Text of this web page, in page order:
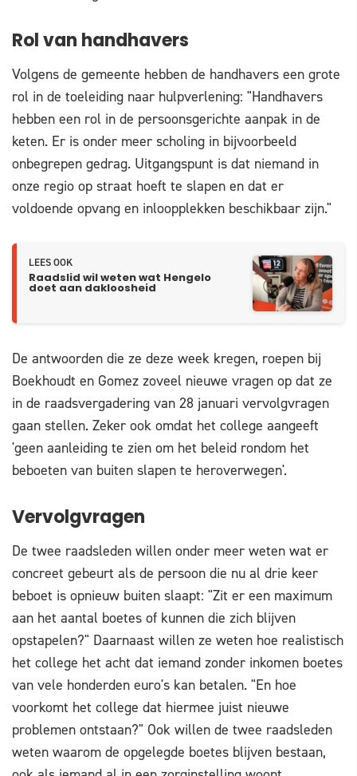
Rol van handhavers
Volgens de gemeente hebben de handhavers een grote
rol in de toeleiding naar hulpverlening: "Handhavers
hebben een rol in de persoonsgerichte aanpak in de
keten. Er is onder meer scholing in bijvoorbeeld
onbegrepen gedrag. Uitgangspunt is dat niemand in
onze regio op straat hoeft te slapen en dat er
voldoende opvang en inloopplekken beschikbaar zijn."
LEES OOK
Raadslid wil weten wat Hengelo
doet aan dakloosheid
De antwoorden die ze deze week kregen, roepen bij
Boekhoudt en Gomez zoveel nieuwe vragen op dat ze
in de raadsvergadering van 28 januari vervolgvragen
gaan stellen. Zeker ook omdat het college aangeeft
'geen aanleiding te zien om het beleid rondom het
beboeten van buiten slapen te heroverwegen'.
Vervolgvragen
De twee raadsleden willen onder meer weten wat er
concreet gebeurt als de persoon die nu al drie keer
beboet is opnieuw buiten slaapt: "Zit er een maximum
aan het aantal boetes of kunnen die zich blijven
opstapelen?" Daarnaast willen ze weten hoe realistisch
het college het acht dat iemand zonder inkomen boetes
van vele honderden euro's kan betalen. "En hoe
voorkomt het college dat hiermee juist nieuwe
problemen ontstaan?" Ook willen de twee raadsleden
weten waarom de opgelegde boetes blijven bestaan,